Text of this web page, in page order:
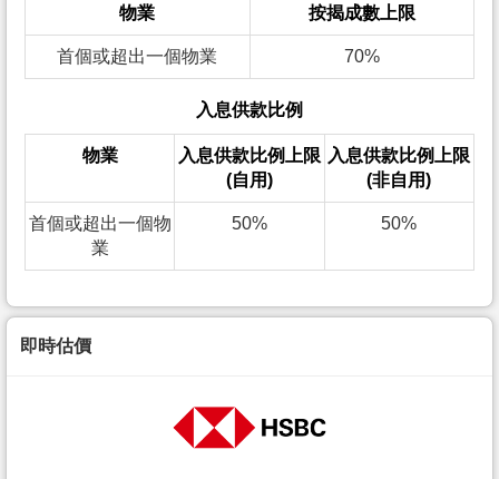
物業 按揭成數上限
首個或超出一個物業 70%
入息供款比例
物業
入息供款比例上限
(自用)
入息供款比例上限
(非自用)
首個或超出一個物
業
50% 50%
即時估價